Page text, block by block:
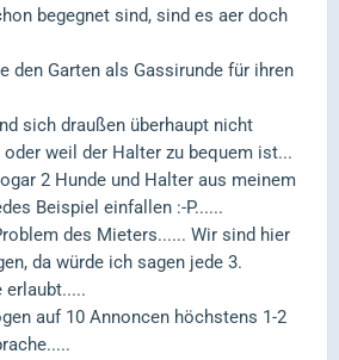
begegnet sind, sind es aer doch
den Garten als Gassirunde für ihren
sich draußen überhaupt nicht
weil der Halter zu bequem ist...
2 Hunde und Halter aus meinem
Beispiel einfallen :-P......
des Mieters...... Wir sind hier
da würde ich sagen jede 3.
erlaubt.....
auf 10 Annoncen höchstens 1-2